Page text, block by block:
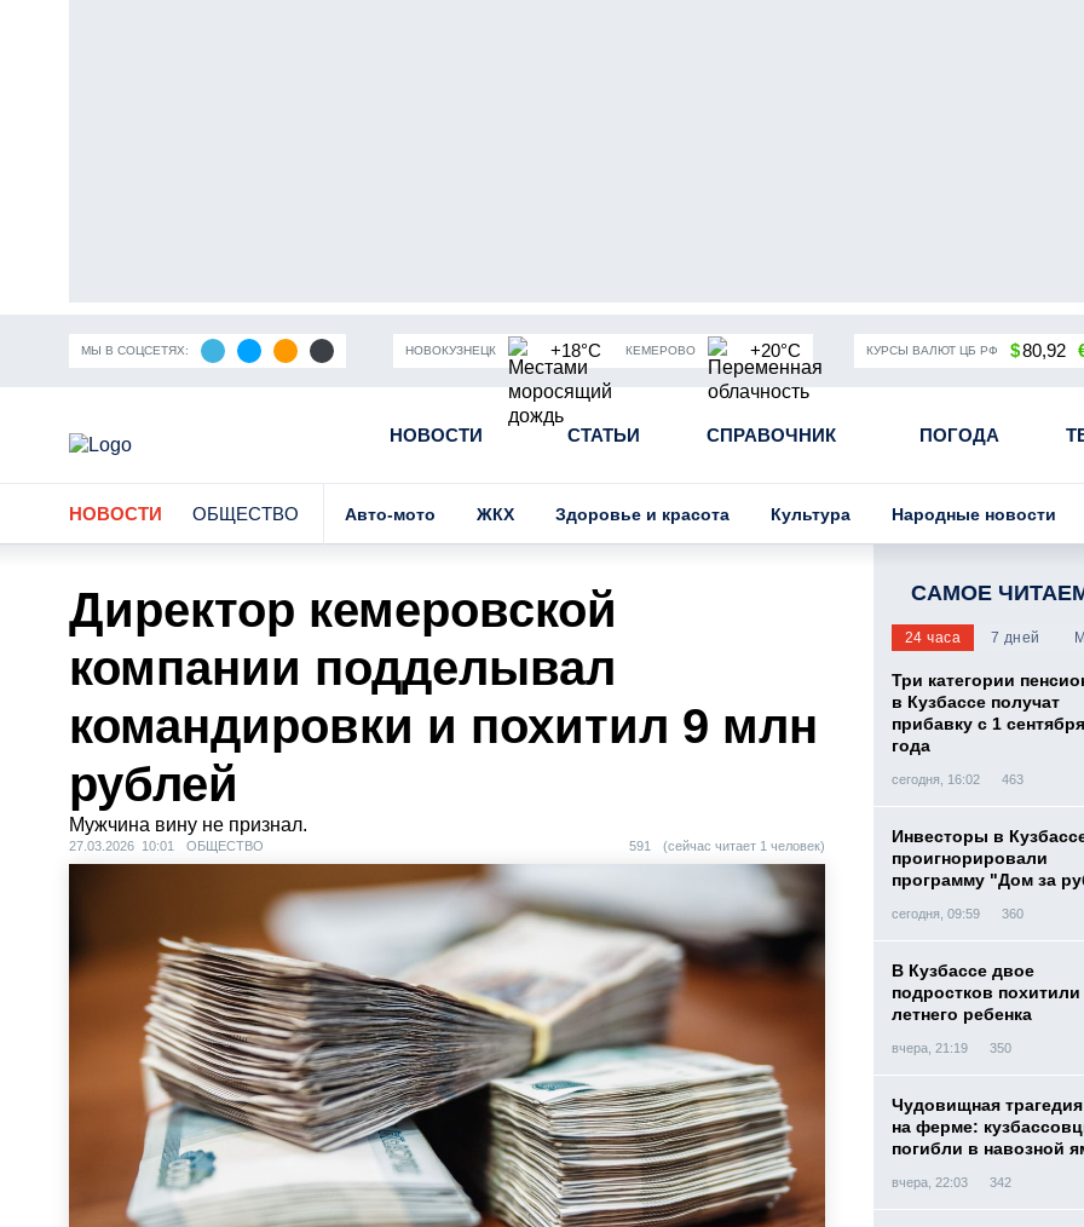
МЫ В СОЦСЕТЯХ: НОВОКУЗНЕЦК +18°C КЕМЕРОВО +20°C КУРСЫ ВАЛЮТ ЦБ РФ $80,92
НОВОСТИ СТАТЬИ СПРАВОЧНИК ПОГОДА
Кузбасса Пандемия коронавирусной инфекции Частичная мобилизация в России Угольная промышленность
НОВОСТИ ОБЩЕСТВО Авто-мото ЖКХ Здоровье и красота Культура Народные новости
Директор кемеровской
компании подделывал
командировки и похитил 9 млн
рублей
Мужчина вину не признал.
27.03.2026 10:01 ОБЩЕСТВО 591 (сейчас читает 1 человек)
САМОЕ
24 часа 7 дней
Три категории
в Кузбассе получат
прибавку с 1
года
сегодня, 16:02 463
Инвесторы в
проигнорировали
программу "Дом за
сегодня, 09:59 360
В Кузбассе двое
подростков похитили
летнего ребенка
вчера, 21:19 350
Чудовищная трагедия
на ферме:
погибли в навозной
вчера, 22:03 342